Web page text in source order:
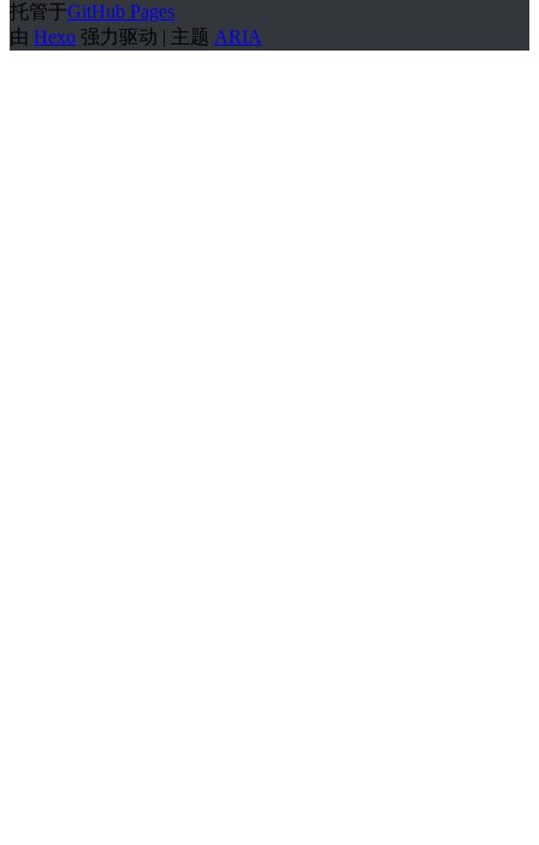
托管于GitHub Pages
由 Hexo 强力驱动 | 主题 ARIA